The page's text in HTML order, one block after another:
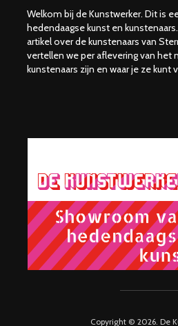
Welkom bij de Kunstwerker. Dit is
hedendaagse kunst en
artikel over de kunstenaars van
vertellen we per aflevering van het
kunstenaars zijn en waar je ze kunt
Copyright © 2026. De